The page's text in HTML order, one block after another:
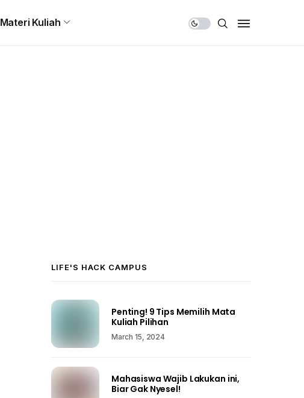
Materi Kuliah
LIFE'S HACK CAMPUS
Penting! 9 Tips Memilih Mata
Kuliah Pilihan
March 15, 2024
Mahasiswa Wajib Lakukan ini,
Biar Gak Nyesel!